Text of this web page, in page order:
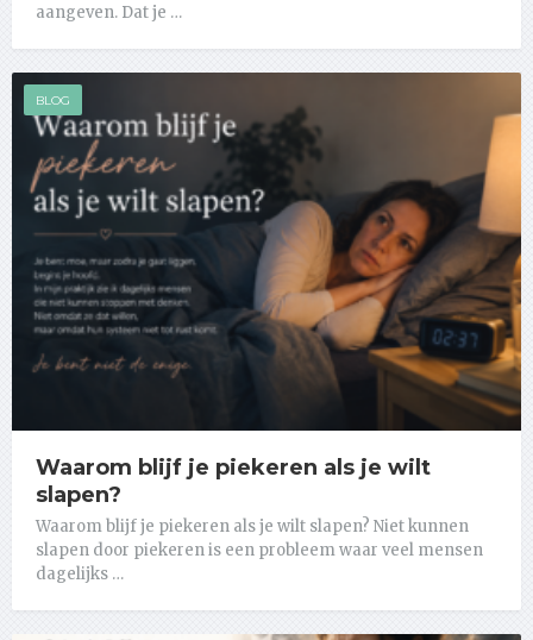
aangeven. Dat je …
BLOG
Waarom blijf je piekeren als je wilt
slapen?
Waarom blijf je piekeren als je wilt slapen? Niet kunnen
slapen door piekeren is een probleem waar veel mensen
dagelijks …